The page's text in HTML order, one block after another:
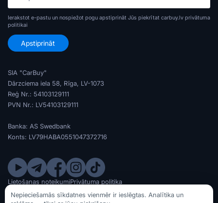
Ierakstot e-pastu un nospiežot pogu apstiprināt Jūs piekrītat carbuy.lv privātuma
politikai
SIA "CarBuy"
Dārzciema iela 58, Rīga, LV-1073
Reģ Nr.: 54103129111
PVN Nr.: LV54103129111
Banka: AS Swedbank
Konts: LV79HABA0551047372716
© SIA CarBuy 2020 - 2026
Lietošanas noteikumiPrivātuma politika
Nepieciešamās sīkdatnes vienmēr ir ieslēgtas. Analītika un